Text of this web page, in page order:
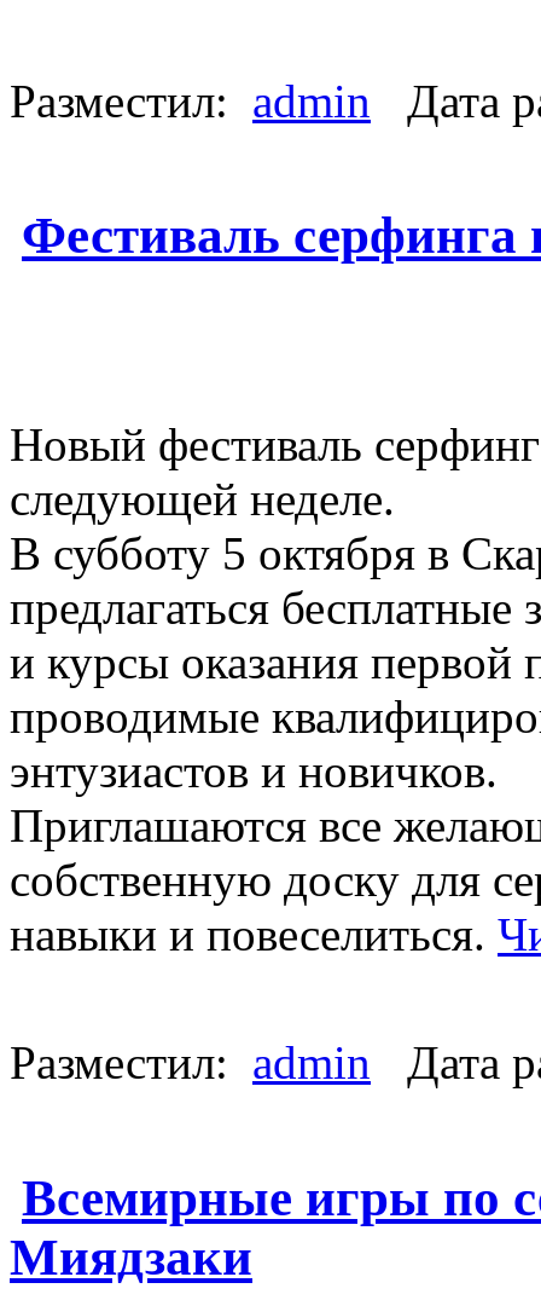
Разместил: admin Дата
Фестиваль серфинга
Новый фестиваль
следующей неделе.
В субботу 5 октября в
предлагаться
и курсы оказания первой
проводимые
энтузиастов и новичков.
Приглашаются все
собственную доску для
навыки и повеселиться.
Разместил: admin Дата
Всемирные игры по
Миядзаки